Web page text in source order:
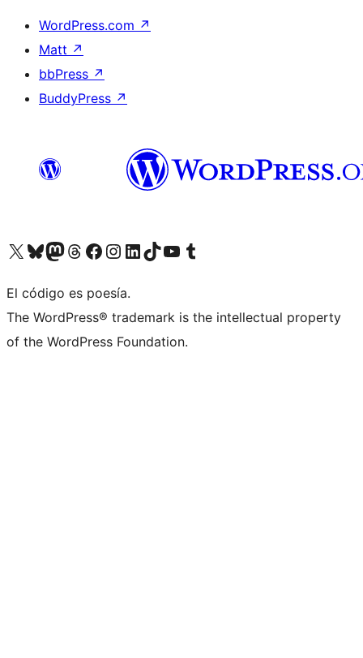
WordPress.com ↗
Matt ↗
bbPress ↗
BuddyPress ↗
Visit our X (formerly Twitter) account
Visit our Bluesky account
Visit our Mastodon account
Visit our Threads account
Visit our Facebook page
Visit our Instagram account
Visit our LinkedIn account
Visit our TikTok account
Visit our YouTube channel
Visit our Tumblr account
El código es poesía.
The WordPress® trademark is the intellectual property
of the WordPress Foundation.